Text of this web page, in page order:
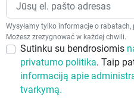
Wysyłamy tylko informacje o
Możesz zrezygnować w każdej chwili.
Sutinku su bendrosiomis
privatumo politika. Taip
informaciją apie
tvarkymą.